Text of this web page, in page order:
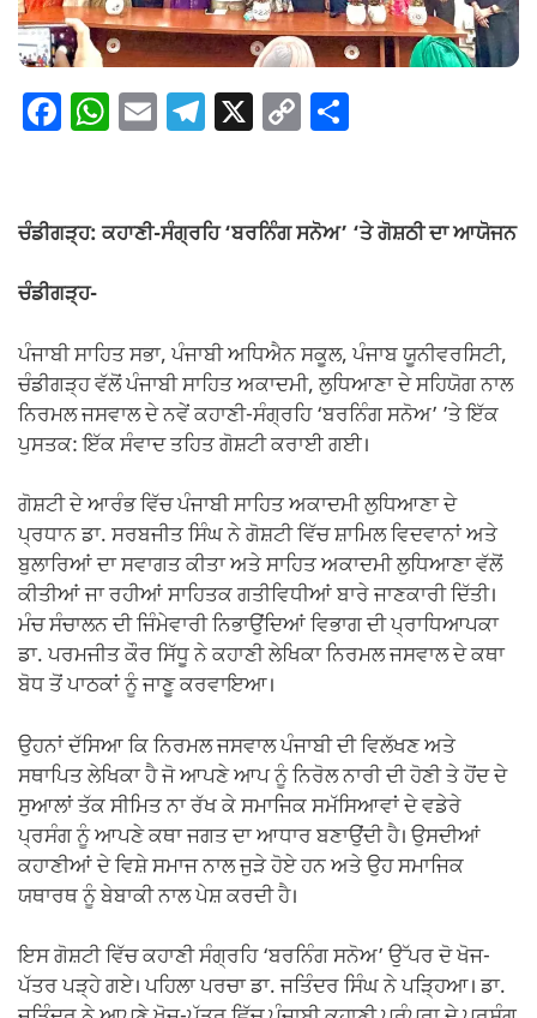
F
e
o
o
k
W
s
p
E T
gr
X C
y
k
e
ਚੰਡੀਗੜ੍ਹ: ਕਹਾਣੀ-ਸੰਗ੍ਰਹਿ ‘ਬਰਨਿੰਗ ਸਨੋਅ’ ‘ਤੇ ਗੋਸ਼ਠੀ ਦਾ ਆਯੋਜਨ
ਚੰਡੀਗੜ੍ਹ-
ਪੰਜਾਬੀ ਸਾਹਿਤ ਸਭਾ, ਪੰਜਾਬੀ ਅਧਿਐਨ ਸਕੂਲ, ਪੰਜਾਬ ਯੂਨੀਵਰਸਿਟੀ,
ਚੰਡੀਗੜ੍ਹ ਵੱਲੋਂ ਪੰਜਾਬੀ ਸਾਹਿਤ ਅਕਾਦਮੀ, ਲੁਧਿਆਣਾ ਦੇ ਸਹਿਯੋਗ ਨਾਲ
ਨਿਰਮਲ ਜਸਵਾਲ ਦੇ ਨਵੇਂ ਕਹਾਣੀ-ਸੰਗ੍ਰਹਿ ‘ਬਰਨਿੰਗ ਸਨੋਅ’ ’ਤੇ ਇੱਕ
ਪੁਸਤਕ: ਇੱਕ ਸੰਵਾਦ ਤਹਿਤ ਗੋਸ਼ਟੀ ਕਰਾਈ ਗਈ।
ਗੋਸ਼ਟੀ ਦੇ ਆਰੰਭ ਵਿੱਚ ਪੰਜਾਬੀ ਸਾਹਿਤ ਅਕਾਦਮੀ ਲੁਧਿਆਣਾ ਦੇ
ਪ੍ਰਧਾਨ ਡਾ. ਸਰਬਜੀਤ ਸਿੰਘ ਨੇ ਗੋਸ਼ਟੀ ਵਿੱਚ ਸ਼ਾਮਿਲ ਵਿਦਵਾਨਾਂ ਅਤੇ
ਬੁਲਾਰਿਆਂ ਦਾ ਸਵਾਗਤ ਕੀਤਾ ਅਤੇ ਸਾਹਿਤ ਅਕਾਦਮੀ ਲੁਧਿਆਣਾ ਵੱਲੋਂ
ਕੀਤੀਆਂ ਜਾ ਰਹੀਆਂ ਸਾਹਿਤਕ ਗਤੀਵਿਧੀਆਂ ਬਾਰੇ ਜਾਣਕਾਰੀ ਦਿੱਤੀ।
ਮੰਚ ਸੰਚਾਲਨ ਦੀ ਜਿੰਮੇਵਾਰੀ ਨਿਭਾਉਂਦਿਆਂ ਵਿਭਾਗ ਦੀ ਪ੍ਰਾਧਿਆਪਕਾ
ਡਾ. ਪਰਮਜੀਤ ਕੌਰ ਸਿੱਧੂ ਨੇ ਕਹਾਣੀ ਲੇਖਿਕਾ ਨਿਰਮਲ ਜਸਵਾਲ ਦੇ ਕਥਾ
ਬੋਧ ਤੋਂ ਪਾਠਕਾਂ ਨੂੰ ਜਾਣੂ ਕਰਵਾਇਆ।
ਉਹਨਾਂ ਦੱਸਿਆ ਕਿ ਨਿਰਮਲ ਜਸਵਾਲ ਪੰਜਾਬੀ ਦੀ ਵਿਲੱਖਣ ਅਤੇ
ਸਥਾਪਿਤ ਲੇਖਿਕਾ ਹੈ ਜੋ ਆਪਣੇ ਆਪ ਨੂੰ ਨਿਰੋਲ ਨਾਰੀ ਦੀ ਹੋਣੀ ਤੇ ਹੋਂਦ ਦੇ
ਸੁਆਲਾਂ ਤੱਕ ਸੀਮਿਤ ਨਾ ਰੱਖ ਕੇ ਸਮਾਜਿਕ ਸਮੱਸਿਆਵਾਂ ਦੇ ਵਡੇਰੇ
ਪ੍ਰਸੰਗ ਨੂੰ ਆਪਣੇ ਕਥਾ ਜਗਤ ਦਾ ਆਧਾਰ ਬਣਾਉਂਦੀ ਹੈ। ਉਸਦੀਆਂ
ਕਹਾਣੀਆਂ ਦੇ ਵਿਸ਼ੇ ਸਮਾਜ ਨਾਲ ਜੁੜੇ ਹੋਏ ਹਨ ਅਤੇ ਉਹ ਸਮਾਜਿਕ
ਯਥਾਰਥ ਨੂੰ ਬੇਬਾਕੀ ਨਾਲ ਪੇਸ਼ ਕਰਦੀ ਹੈ।
ਇਸ ਗੋਸ਼ਟੀ ਵਿੱਚ ਕਹਾਣੀ ਸੰਗ੍ਰਹਿ ‘ਬਰਨਿੰਗ ਸਨੋਅ’ ਉੱਪਰ ਦੋ ਖੋਜ-
ਪੱਤਰ ਪੜ੍ਹੇ ਗਏ। ਪਹਿਲਾ ਪਰਚਾ ਡਾ. ਜਤਿੰਦਰ ਸਿੰਘ ਨੇ ਪੜ੍ਹਿਆ। ਡਾ.